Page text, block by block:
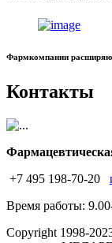
Фармкомпании расширяют
Контакты
+7 495 198-70-20
Время работы:
Copyright 1998-